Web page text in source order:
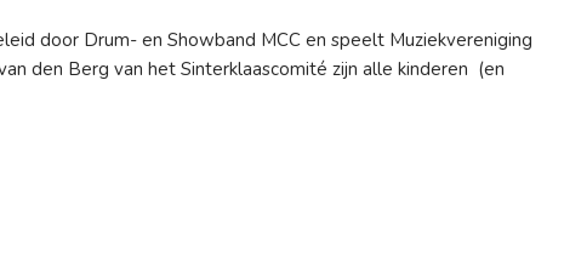
door Drum- en Showband MCC en speelt Muziekvereniging
den Berg van het Sinterklaascomité zijn alle kinderen (en